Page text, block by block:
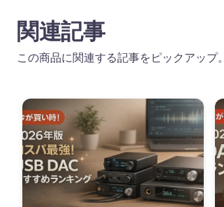
関連記事
この商品に関連する記事をピックアップ。